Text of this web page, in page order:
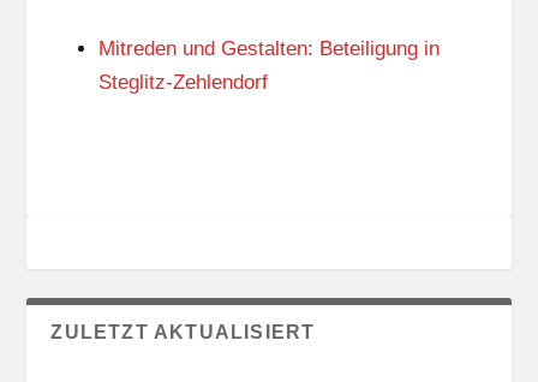
S
O
N
Mitreden und Gestalten: Beteiligung in
Steglitz-Zehlendorf
ZULETZT AKTUALISIERT